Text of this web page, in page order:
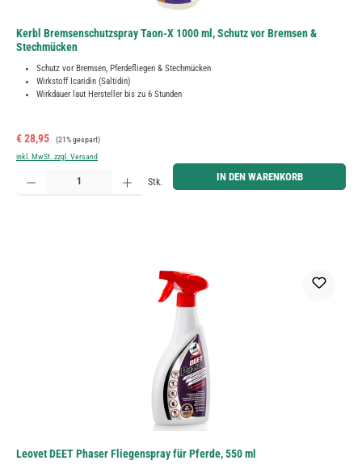
Kerbl Bremsenschutzspray Taon-X 1000 ml, Schutz vor Bremsen &
Stechmücken
Schutz vor Bremsen, Pferdefliegen & Stechmücken
Wirkstoff Icaridin (Saltidin)
Wirkdauer laut Hersteller bis zu 6 Stunden
Verkaufspreis:
€ 28,95 Regulärer Preis:
(21% gespart)
inkl. MwSt. zzgl. Versand
Produkt Anzahl: Gib den gewünschten Wert ein oder benutze die Schaltflächen um die Anzahl zu
Stk. IN DEN WARENKORB
Leovet DEET Phaser Fliegenspray für Pferde, 550 ml